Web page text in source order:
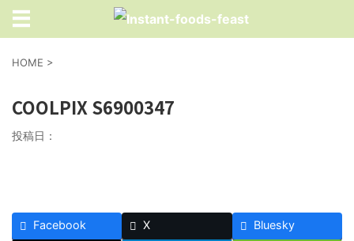
HOME >
COOLPIX S6900347
投稿日：
Facebook X
Bluesky